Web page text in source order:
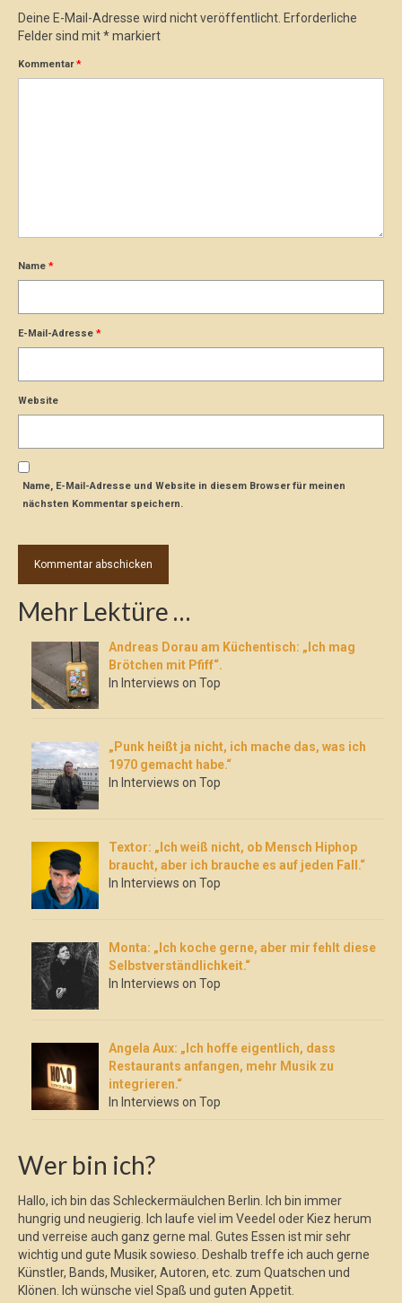
Deine E-Mail-Adresse wird nicht veröffentlicht. Erforderliche
Felder sind mit*markiert
Kommentar*
Name *
E-Mail-Adresse *
Website
Name, E-Mail-Adresse und Website in diesem Browser für meinen
nächsten Kommentar speichern.
Mehr Lektüre …
Andreas Dorau am Küchentisch: „Ich mag
Brötchen mit Pfiff“.
In Interviews on Top
„Punk heißt ja nicht, ich mache das, was ich
1970 gemacht habe.“
In Interviews on Top
Textor: „Ich weiß nicht, ob Mensch Hiphop
braucht, aber ich brauche es auf jeden Fall.“
In Interviews on Top
Monta: „Ich koche gerne, aber mir fehlt diese
Selbstverständlichkeit.“
In Interviews on Top
Angela Aux: „Ich hoffe eigentlich, dass
Restaurants anfangen, mehr Musik zu
integrieren.“
In Interviews on Top
Wer bin ich?
Hallo, ich bin das Schleckermäulchen Berlin. Ich bin immer
hungrig und neugierig. Ich laufe viel im Veedel oder Kiez herum
und verreise auch ganz gerne mal. Gutes Essen ist mir sehr
wichtig und gute Musik sowieso. Deshalb treffe ich auch gerne
Künstler, Bands, Musiker, Autoren, etc. zum Quatschen und
Klönen. Ich wünsche viel Spaß und guten Appetit.